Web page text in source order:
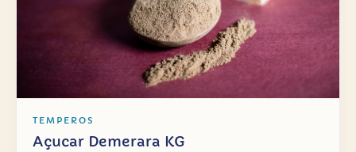
TEMPEROS
Açucar Demerara KG